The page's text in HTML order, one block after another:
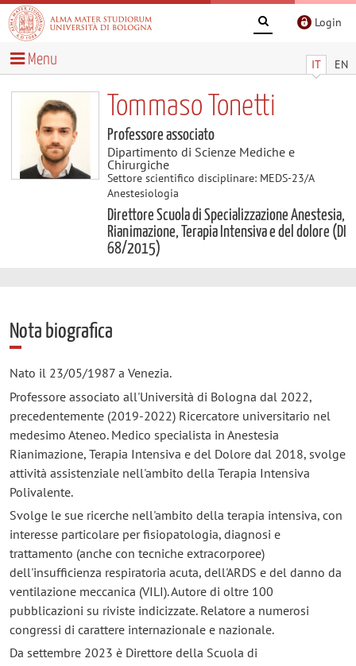
Login
IT EN
Menu
Tommaso Tonetti
Professore associato
Dipartimento di Scienze Mediche e
Chirurgiche
Settore scientifico disciplinare: MEDS-23/A
Anestesiologia
Direttore Scuola di Specializzazione Anestesia,
Rianimazione, Terapia Intensiva e del dolore (DI
68/2015)
Nota biografica
Nato il 23/05/1987 a Venezia.
Professore associato all'Università di Bologna dal 2022,
precedentemente (2019-2022) Ricercatore universitario nel
medesimo Ateneo. Medico specialista in Anestesia
Rianimazione, Terapia Intensiva e del Dolore dal 2018, svolge
attività assistenziale nell'ambito della Terapia Intensiva
Polivalente.
Svolge le sue ricerche nell'ambito della terapia intensiva, con
interesse particolare per fisiopatologia, diagnosi e
trattamento (anche con tecniche extracorporee)
dell'insufficienza respiratoria acuta, dell'ARDS e del danno da
ventilazione meccanica (VILI). Autore di oltre 100
pubblicazioni su riviste indicizzate. Relatore a numerosi
congressi di carattere internazionale e nazionale.
Da settembre 2023 è Direttore della Scuola di